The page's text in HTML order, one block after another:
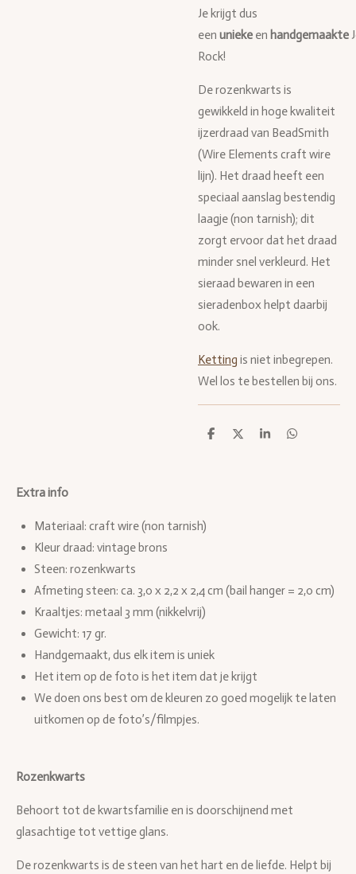
Je krijgt dus
een unieke en handgemaakte
Rock!
De rozenkwarts is
gewikkeld in hoge kwaliteit
ijzerdraad van BeadSmith
(Wire Elements craft wire
lijn). Het draad heeft een
speciaal aanslag bestendig
laagje (non tarnish); dit
zorgt ervoor dat het draad
minder snel verkleurd. Het
sieraad bewaren in een
sieradenbox helpt daarbij
ook.
Ketting is niet inbegrepen.
Wel los te bestellen bij ons.
D
D
S
D
Extra info
Materiaal: craft wire (non tarnish)
Kleur draad: vintage brons
Steen: rozenkwarts
Afmeting steen: ca. 3,0 x 2,2 x 2,4 cm (bail hanger = 2,0 cm)
Kraaltjes: metaal 3 mm (nikkelvrij)
Gewicht: 17 gr.
Handgemaakt, dus elk item is uniek
Het item op de foto is het item dat je krijgt
We doen ons best om de kleuren zo goed mogelijk te laten
uitkomen op de foto’s/filmpjes.
Rozenkwarts
Behoort tot de kwartsfamilie en is doorschijnend met
glasachtige tot vettige glans.
De rozenkwarts is de steen van het hart en de liefde. Helpt bij